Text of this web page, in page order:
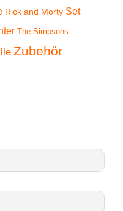
Rick and Morty Set
The Simpsons
Zubehör